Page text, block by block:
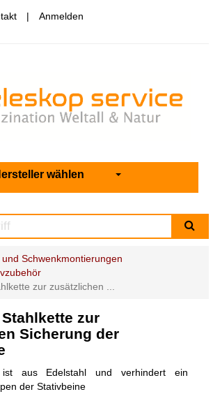
Anmelden
wählen
Schwenkmontierungen
zur zusätzlichen ...
zur
Sicherung der
ist aus Edelstahl und verhindert ein
der Stativbeine